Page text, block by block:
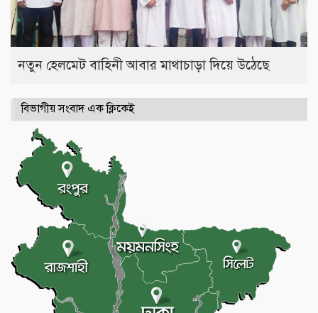
নতুন হেলমেট বাহিনী আবার মাথাচাড়া দিয়ে উঠেছে
বিভাগীয় সংবাদ এক ক্লিকেই